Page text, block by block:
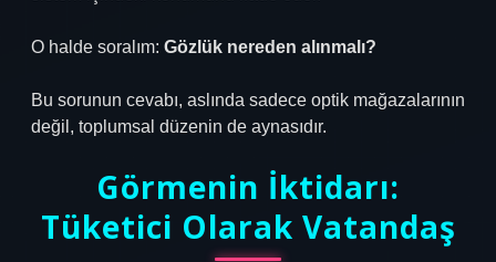
O halde soralım: Gözlük nereden alınmalı?
Bu sorunun cevabı, aslında sadece optik mağazalarının
değil, toplumsal düzenin de aynasıdır.
Görmenin İktidarı:
Tüketici Olarak Vatandaş